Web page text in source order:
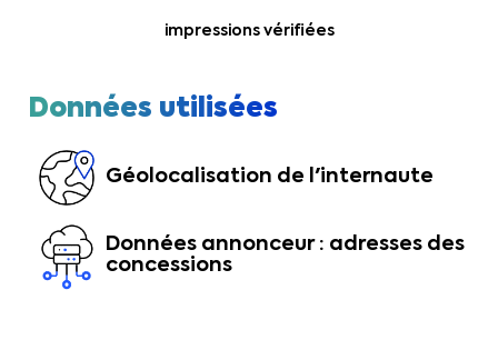
impressions vérifiées
Données utilisées
Géolocalisation de l'internaute
Données annonceur : adresses des
concessions